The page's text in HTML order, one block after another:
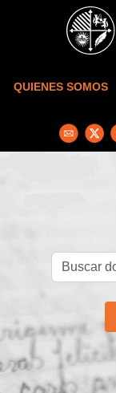
Skip to main content
QUIENES SOMOS